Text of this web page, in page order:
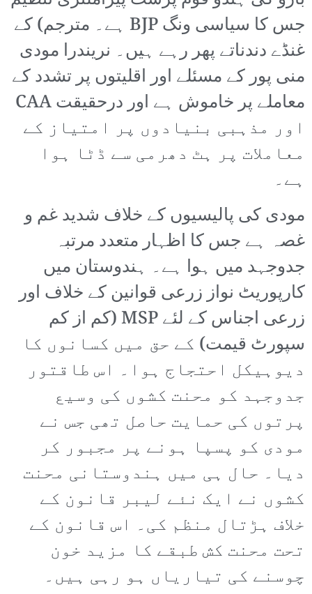
جس کا سیاسی ونگ BJP ہے۔ مترجم) کے
غنڈے دندناتے پھر رہے ہیں۔ نریندرا مودی
منی پور کے مسئلے اور اقلیتوں پر تشدد کے
معاملے پر خاموش ہے اور درحقیقت CAA
اور مذہبی بنیادوں پر امتیاز کے
معاملات پر ہٹ دھرمی سے ڈٹا ہوا
ہے۔
مودی کی پالیسیوں کے خلاف شدید غم و
غصہ ہے جس کا اظہار متعدد مرتبہ
جدوجہد میں ہوا ہے۔ ہندوستان میں
کارپوریٹ نواز زرعی قوانین کے خلاف اور
زرعی اجناس کے لئے MSP (کم از کم
سپورٹ قیمت) کے حق میں کسانوں کا
دیوہیکل احتجاج ہوا۔ اس طاقتور
جدوجہد کو محنت کشوں کی وسیع
پرتوں کی حمایت حاصل تھی جس نے
مودی کو پسپا ہونے پر مجبور کر
دیا۔ حال ہی میں ہندوستانی محنت
کشوں نے ایک نئے لیبر قانون کے
خلاف ہڑتال منظم کی۔ اس قانون کے
تحت محنت کش طبقے کا مزید خون
چوسنے کی تیاریاں ہو رہی ہیں۔